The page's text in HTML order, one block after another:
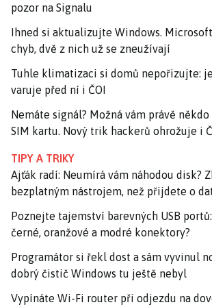
pozor na Signalu
Ihned si aktualizujte Windows.
chyb, dvě z nich už se zneužívají
Tuhle klimatizaci si domů nepořizujte:
varuje před ní i ČOI
Nemáte signál? Možná vám právě
SIM kartu. Nový trik hackerů ohrožuje i
TIPY A TRIKY
Ajťák radí: Neumírá vám náhodou disk?
bezplatným nástrojem, než přijdete o
Poznejte tajemství barevných USB
černé, oranžové a modré konektory?
Programátor si řekl dost a sám vyvinul
dobrý čistič Windows tu ještě nebyl
Vypínáte Wi-Fi router při odjezdu na